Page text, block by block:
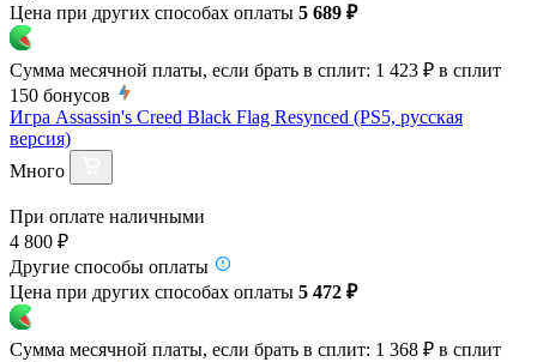
Цена при других способах оплаты 5 689 ₽
Сумма месячной платы, если брать в сплит: 1 423 ₽ в сплит
150 бонусов
Игра Assassin's Creed Black Flag Resynced (PS5, русская
версия)
Много
При оплате наличными
4 800 ₽
Другие способы оплаты
Цена при других способах оплаты 5 472 ₽
Сумма месячной платы, если брать в сплит: 1 368 ₽ в сплит